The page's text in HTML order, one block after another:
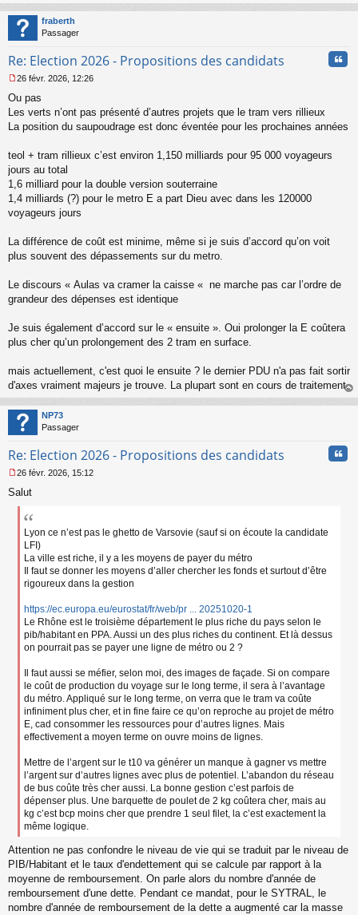
l
u
au
fraberth
Passager
Re: Election 2026 - Propositions des candidats
e
s
s
e
n
o
n
u
26 févr. 2026, 12:26
Ou pas
Les verts n’ont pas présenté d’autres projets que le tram vers rillieux
La position du saupoudrage est donc éventée pour les prochaines années
teol + tram rillieux c’est environ 1,150 milliards pour 95 000 voyageurs
jours au total
1,6 milliard pour la double version souterraine
1,4 milliards (?) pour le metro E a part Dieu avec dans les 120000
voyageurs jours
La différence de coût est minime, même si je suis d’accord qu’on voit
plus souvent des dépassements sur du metro.
Le discours « Aulas va cramer la caisse « ne marche pas car l’ordre de
grandeur des dépenses est identique
Je suis également d’accord sur le « ensuite ». Oui prolonger la E coûtera
plus cher qu’un prolongement des 2 tram en surface.
mais actuellement, c'est quoi le ensuite ? le dernier PDU n'a pas fait sortir
d'axes vraiment majeurs je trouve. La plupart sont en cours de traitement.
au
NP73
Passager
Re: Election 2026 - Propositions des candidats
e
s
26 févr. 2026, 15:12
Salut
Lyon ce n’est pas le ghetto de Varsovie (sauf si on écoute la candidate
LFI)
La ville est riche, il y a les moyens de payer du métro
Il faut se donner les moyens d’aller chercher les fonds et surtout d’être
rigoureux dans la gestion
https://ec.europa.eu/eurostat/fr/web/pr ... 20251020-1
Le Rhône est le troisième département le plus riche du pays selon le
pib/habitant en PPA. Aussi un des plus riches du continent. Et là dessus
on pourrait pas se payer une ligne de métro ou 2 ?
Il faut aussi se méfier, selon moi, des images de façade. Si on compare
le coût de production du voyage sur le long terme, il sera à l’avantage
du métro. Appliqué sur le long terme, on verra que le tram va coûte
infiniment plus cher, et in fine faire ce qu’on reproche au projet de métro
E, cad consommer les ressources pour d’autres lignes. Mais
effectivement a moyen terme on ouvre moins de lignes.
Mettre de l’argent sur le t10 va générer un manque à gagner vs mettre
l’argent sur d’autres lignes avec plus de potentiel. L’abandon du réseau
de bus coûte très cher aussi. La bonne gestion c’est parfois de
dépenser plus. Une barquette de poulet de 2 kg coûtera cher, mais au
kg c’est bcp moins cher que prendre 1 seul filet, la c’est exactement la
même logique.
Attention ne pas confondre le niveau de vie qui se traduit par le niveau de
PIB/Habitant et le taux d'endettement qui se calcule par rapport à la
moyenne de remboursement. On parle alors du nombre d'année de
remboursement d'une dette. Pendant ce mandat, pour le SYTRAL, le
nombre d'année de remboursement de la dette a augmenté car la masse